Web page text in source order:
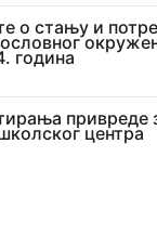
о стању и
година
привреде
центра